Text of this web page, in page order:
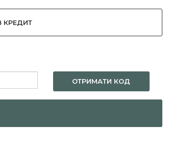
КРЕДИТ
ОТРИМАТИ КОД